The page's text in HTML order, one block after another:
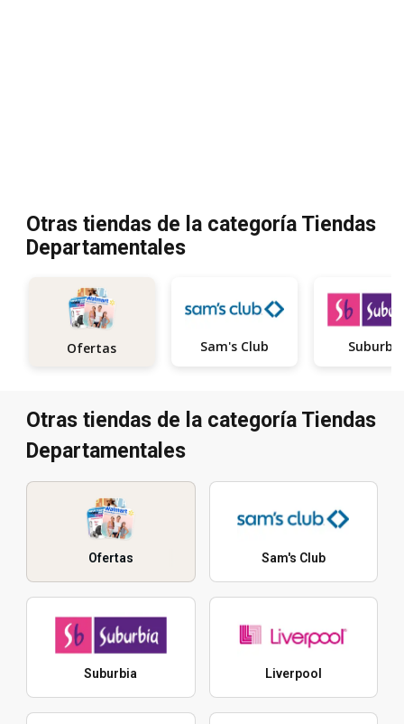
Otras tiendas de la categoría Tiendas
Departamentales
Ofertas Sam's Club
Otras tiendas de la categoría Tiendas
Departamentales
Ofertas Sam's Club
Suburbia Liverpool